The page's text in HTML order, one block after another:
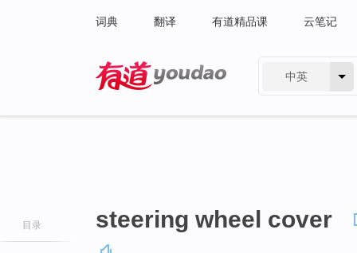
词典 翻译 有道精品课 云笔记
中英
目录 steering wheel cover